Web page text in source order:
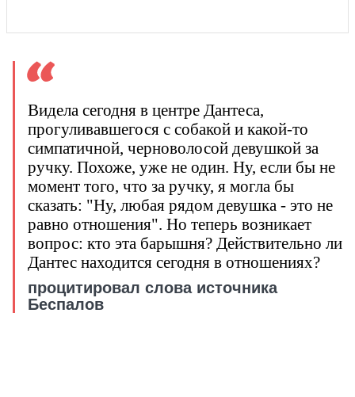
Видела сегодня в центре Дантеса,
прогуливавшегося с собакой и какой-то
симпатичной, черноволосой девушкой за
ручку. Похоже, уже не один. Ну, если бы не
момент того, что за ручку, я могла бы
сказать: "Ну, любая рядом девушка - это не
равно отношения". Но теперь возникает
вопрос: кто эта барышня? Действительно ли
Дантес находится сегодня в отношениях?
процитировал слова источника
Беспалов